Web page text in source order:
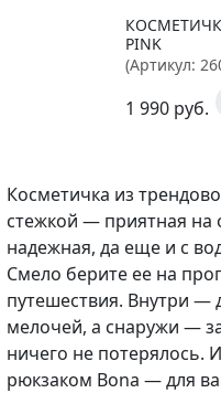
КОСМЕТИЧКА
PINK
(Артикул:
1 990 руб.
Косметичка из
стежкой — приятная на
надежная, да еще и с
Смело берите ее на
путешествия. Внутри —
мелочей, а снаружи —
ничего не потерялось.
рюкзаком Bona — для